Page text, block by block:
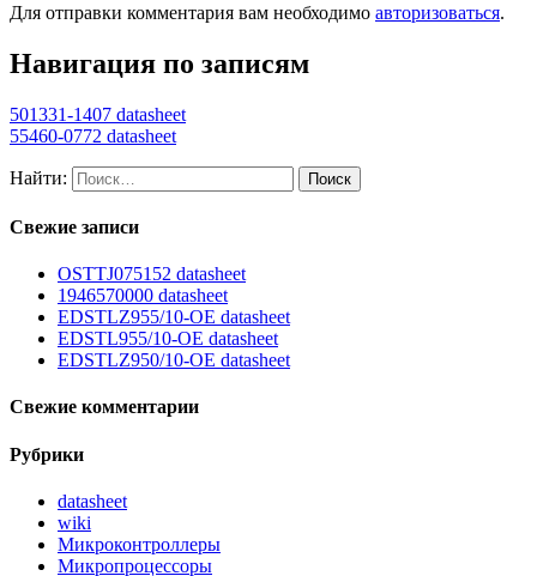
Для отправки комментария вам необходимо авторизоваться.
Навигация по записям
501331-1407 datasheet
55460-0772 datasheet
Найти:
Свежие записи
OSTTJ075152 datasheet
1946570000 datasheet
EDSTLZ955/10-OE datasheet
EDSTL955/10-OE datasheet
EDSTLZ950/10-OE datasheet
Свежие комментарии
Рубрики
datasheet
wiki
Микроконтроллеры
Микропроцессоры